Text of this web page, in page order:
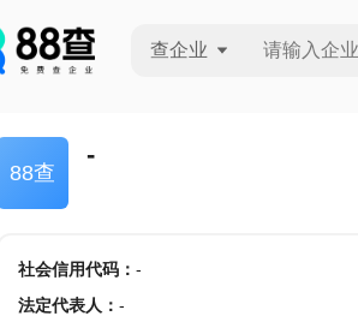
查企业
88查
-
社会信用代码： -
法定代表人 ： -